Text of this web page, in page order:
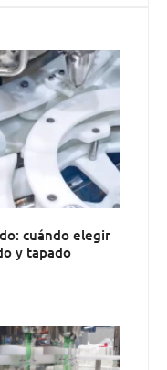
cuándo elegir
y tapado